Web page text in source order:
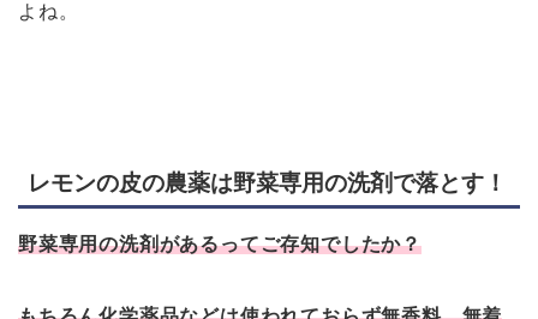
よね。
レモンの皮の農薬は野菜専用の洗剤で落とす！
野菜専用の洗剤があるってご存知でしたか？